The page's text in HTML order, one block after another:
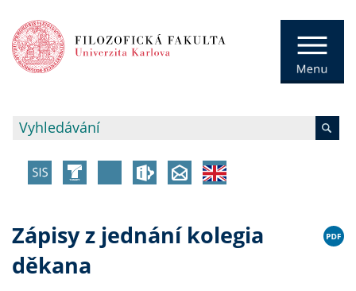
Zápisy z jednání kolegia
děkana